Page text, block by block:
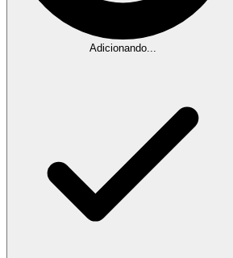
Adicionando...